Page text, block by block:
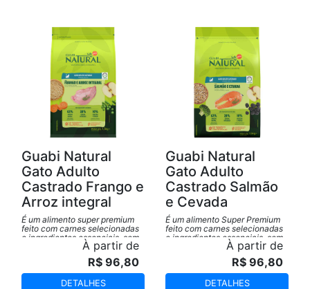
Guabi Natural
Gato Adulto
Castrado Frango e
Arroz integral
É um alimento super premium
feito com carnes selecionadas
e ingredientes essenciais, sem
À partir de
R$ 96,80
DETALHES
Guabi Natural
Gato Adulto
Castrado Salmão
e Cevada
É um alimento Super Premium
feito com carnes selecionadas
e ingredientes essenciais, sem
À partir de
R$ 96,80
DETALHES